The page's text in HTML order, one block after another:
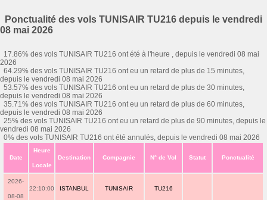
Ponctualité des vols TUNISAIR TU216 depuis le vendredi
08 mai 2026
17.86% des vols TUNISAIR TU216 ont été à l'heure , depuis le vendredi 08 mai
2026
64.29% des vols TUNISAIR TU216 ont eu un retard de plus de 15 minutes,
depuis le vendredi 08 mai 2026
53.57% des vols TUNISAIR TU216 ont eu un retard de plus de 30 minutes,
depuis le vendredi 08 mai 2026
35.71% des vols TUNISAIR TU216 ont eu un retard de plus de 60 minutes,
depuis le vendredi 08 mai 2026
25% des vols TUNISAIR TU216 ont eu un retard de plus de 90 minutes, depuis le
vendredi 08 mai 2026
0% des vols TUNISAIR TU216 ont été annulés, depuis le vendredi 08 mai 2026
Date
Heure
Locale
Destination Compagnie N° de Vol Statut Ponctualité
2026-
08-08
22:10:00 ISTANBUL TUNISAIR TU216